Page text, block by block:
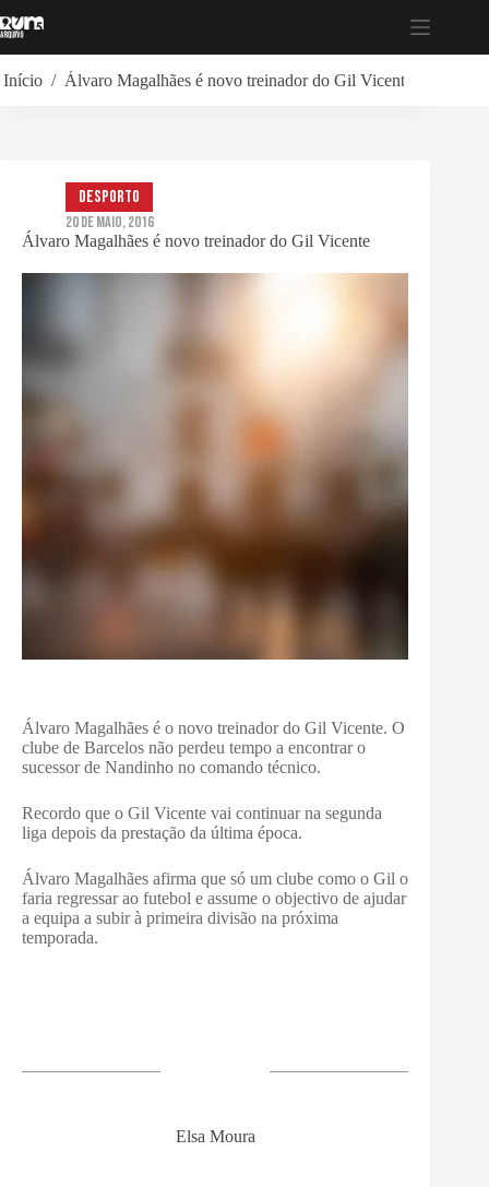
para
Início / Álvaro Magalhães é novo treinador do Gil Vicente
Álvaro Magalhães é novo treinador do Gil Vicente
Desporto
20 de Maio, 2016
Álvaro Magalhães é o novo treinador do Gil Vicente. O
clube de Barcelos não perdeu tempo a encontrar o
sucessor de Nandinho no comando técnico.
Recordo que o Gil Vicente vai continuar na segunda
liga depois da prestação da última época.
Álvaro Magalhães afirma que só um clube como o Gil o
faria regressar ao futebol e assume o objectivo de ajudar
a equipa a subir à primeira divisão na próxima
temporada.
Elsa Moura